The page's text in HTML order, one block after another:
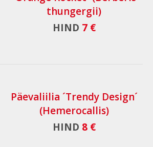
thungergii)
HIND 7 €
Päevaliilia ´Trendy Design´
(Hemerocallis)
HIND 8 €